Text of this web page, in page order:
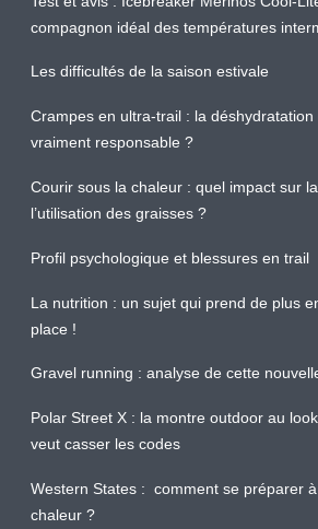
compagnon idéal des températures
Les difficultés de la saison estivale
Crampes en ultra-trail : la déshydratation
vraiment responsable ?
Courir sous la chaleur : quel impact sur
l’utilisation des graisses ?
Profil psychologique et blessures en trail
La nutrition : un sujet qui prend de plus
place !
Gravel running : analyse de cette
Polar Street X : la montre outdoor au
veut casser les codes
Western States : comment se préparer à
chaleur ?